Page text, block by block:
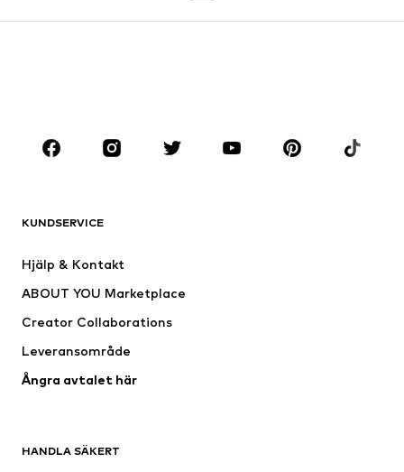
Rockar
Kostymer & kavajer
KLÄDER
Jackor
Badkläder
Tillfällen
Upcycling
Nytt
KUNDSERVICE
Hjälp & Kontakt
ABOUT YOU Marketplace
Creator Collaborations
Leveransområde
Ångra avtalet här
HANDLA SÄKERT